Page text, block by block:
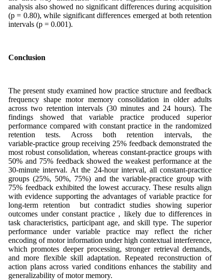
analysis also showed no significant differences during acquisition
(p = 0.80), while significant differences emerged at both retention
intervals (p = 0.001).
Conclusion
The present study examined how practice structure and feedback
frequency shape motor memory consolidation in older adults
across two retention intervals (30 minutes and 24 hours). The
findings showed that variable practice produced superior
performance compared with constant practice in the randomized
retention tests. Across both retention intervals, the
variable‑practice group receiving 25% feedback demonstrated the
most robust consolidation, whereas constant‑practice groups with
50% and 75% feedback showed the weakest performance at the
30‑minute interval. At the 24‑hour interval, all constant‑practice
groups (25%, 50%, 75%) and the variable‑practice group with
75% feedback exhibited the lowest accuracy. These results align
with evidence supporting the advantages of variable practice for
long‑term retention but contradict studies showing superior
outcomes under constant practice , likely due to differences in
task characteristics, participant age, and skill type. The superior
performance under variable practice may reflect the richer
encoding of motor information under high contextual interference,
which promotes deeper processing, stronger retrieval demands,
and more flexible skill adaptation. Repeated reconstruction of
action plans across varied conditions enhances the stability and
generalizability of motor memory.